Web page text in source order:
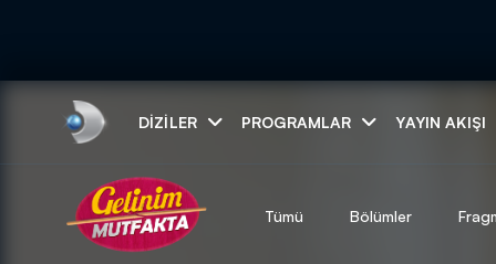
DIZILER PROGRAMLAR YAYIN AKIŞI
Tümü Bölümler